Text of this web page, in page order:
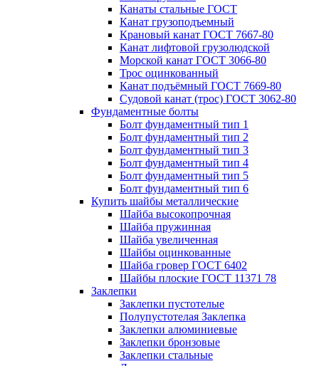
Канаты стальные ГОСТ
Канат грузоподъемный
Крановый канат ГОСТ 7667-80
Канат лифтовой грузолюдской
Морской канат ГОСТ 3066-80
Трос оцинкованный
Канат подъёмный ГОСТ 7669-80
Судовой канат (трос) ГОСТ 3062-80
Фундаментные болты
Болт фундаментный тип 1
Болт фундаментный тип 2
Болт фундаментный тип 3
Болт фундаментный тип 4
Болт фундаментный тип 5
Болт фундаментный тип 6
Купить шайбы металлические
Шайба высокопрочная
Шайба пружинная
Шайба увеличенная
Шайбы оцинкованные
Шайба гровер ГОСТ 6402
Шайбы плоские ГОСТ 11371 78
Заклепки
Заклепки пустотелые
Полупустотелая Заклепка
Заклепки алюминиевые
Заклепки бронзовые
Заклепки стальные